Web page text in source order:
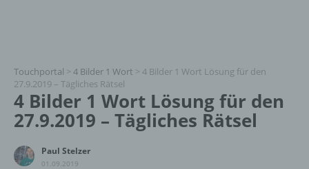
Touchportal > 4 Bilder 1 Wort > 4 Bilder 1 Wort Lösung für den
27.9.2019 – Tägliches Rätsel
4 Bilder 1 Wort Lösung für den
27.9.2019 – Tägliches Rätsel
Paul Stelzer
01.09.2019